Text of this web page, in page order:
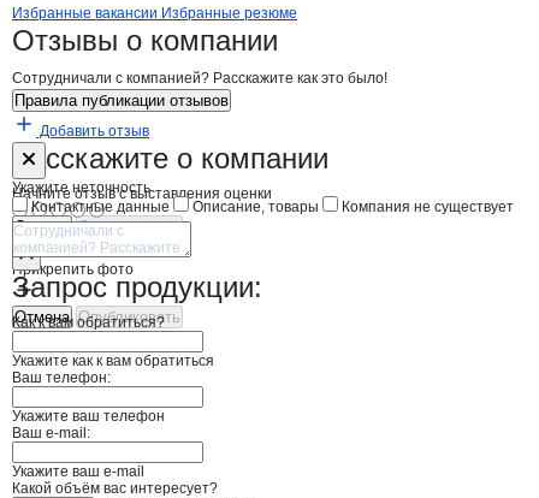
Брендыкомпани АгроВент
Вакансии вАгроВент
Избранные вакансии Избранные резюме
Новости oАгроВент, ООО
Отзывы о компании
Сотрудничали с компанией? Расскажите как это было!
Правила публикации отзывов
Добавить отзыв
Расскажите о компании
Начните отзыв с выставления оценки
Прикрепить фото
Отмена Опубликовать
Форма обратной связи о неточностях
Укажите неточность
Контактные данные
Описание, товары Компания не существует
Отмена Опубликовать
Запрос продукции:
Как к вам обратиться?
Укажите как к вам обратиться
Ваш телефон:
Укажите ваш телефон
Ваш e-mail:
Укажите ваш e-mail
Какой объём вас интересует?